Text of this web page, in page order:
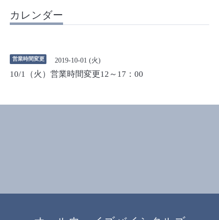
カレンダー
営業時間変更 2019-10-01 (火)
10/1（火）営業時間変更12～17：00